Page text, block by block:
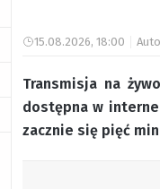
15.08.2026, 18:00
Transmisja na
dostępna w
zacznie się pięć